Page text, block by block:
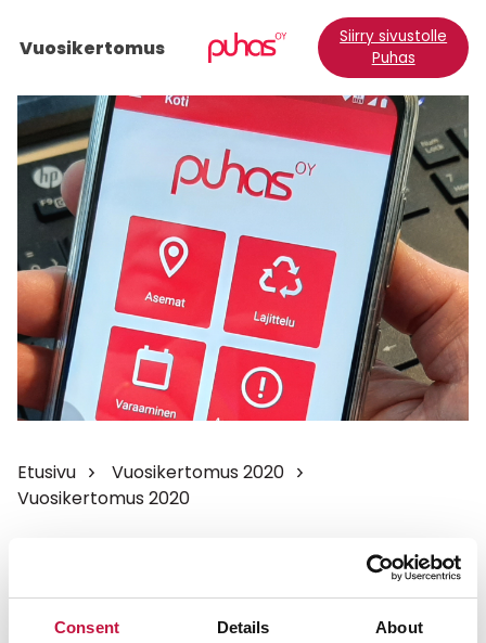
Consent Details About
Vuosikertomus
Siirry sivustolle
Puhas
Etusivu
Vuosikertomus 2020
Vuosikertomus 2020
Koronapandemian vaikutus oli